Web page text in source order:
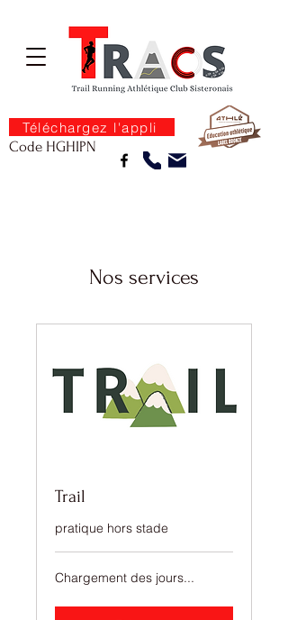
Téléchargez l'appli
Code HGHIPN
Nos services
Trail
pratique hors stade
Chargement des jours...